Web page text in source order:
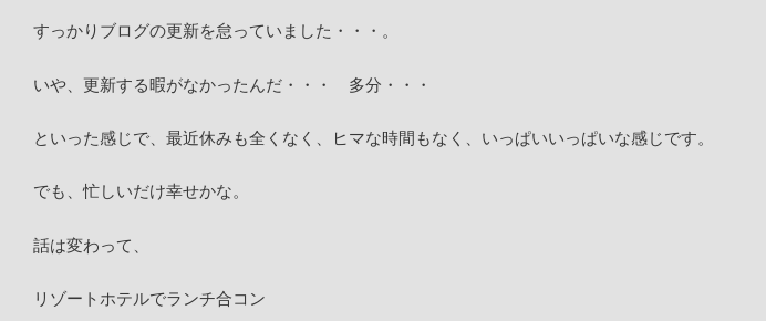
すっかりブログの更新を怠っていました・・・。
いや、更新する暇がなかったんだ・・・ 多分・・・
といった感じで、最近休みも全くなく、ヒマな時間もなく、いっぱいいっぱいな感じです。
でも、忙しいだけ幸せかな。
話は変わって、
リゾートホテルでランチ合コン